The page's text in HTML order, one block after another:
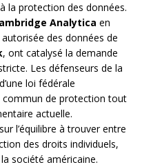
la protection des données.
Analytica en
des données de
, ont catalysé la demande
Les défenseurs de la
loi fédérale
commun de protection tout
actuelle.
l’équilibre à trouver entre
des droits individuels,
société américaine.